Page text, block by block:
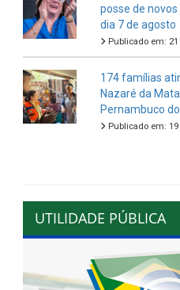
posse de
dia 7 de agosto
Publicado em:
174 famílias
Nazaré da
Pernambuco
Publicado em:
UTILIDADE PÚBLICA